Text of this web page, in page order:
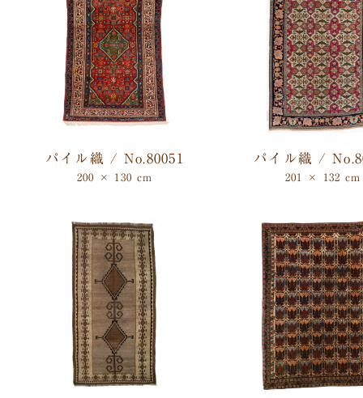
パイル織 / No.80051
200 × 130 cm
パイル織 /
201 × 132 cm